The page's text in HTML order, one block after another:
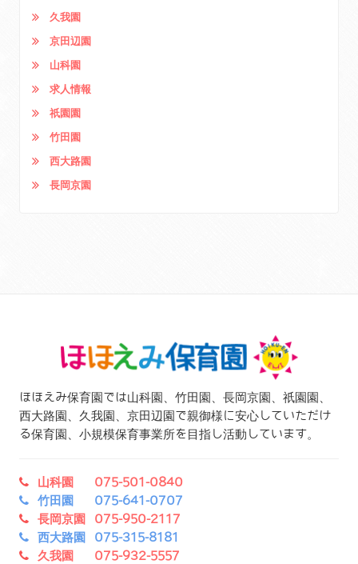
久我園
京田辺園
山科園
求人情報
祇園園
竹田園
西大路園
長岡京園
ほほえみ保育園では山科園、竹田園、長岡京園、祇園園、
西大路園、久我園、京田辺園で親御様に安心していただけ
る保育園、小規模保育事業所を目指し活動しています。
山科園 075-501-0840
竹田園 075-641-0707
長岡京園 075-950-2117
西大路園 075-315-8181
久我園 075-932-5557